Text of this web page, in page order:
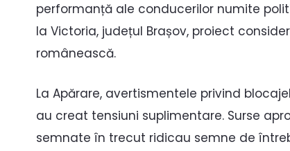
performanță ale conducerilor numite
la Victoria, județul Brașov, proiect
românească.
La Apărare, avertismentele privind
au creat tensiuni suplimentare. Surse
semnate în trecut ridicau semne de